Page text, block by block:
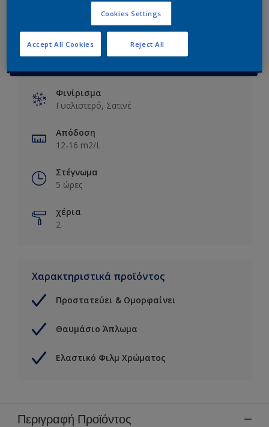
Βασικές πληροφορίες
Φινίρισμα
Γυαλιστερό, Σατινέ
Απόδοση
12-16 m2/L
Στέγνωμα
5 ώρες
χέρια
2
Χαρακτηριστικά προϊόντος
Προστατεύει & Ομορφαίνει
Θαυμάσιο Άπλωμα
Ελαστικό Φιλμ Χρώματος
Περιγραφή Προϊόντος
Cookies Settings
Reject All
Accept All Cookies